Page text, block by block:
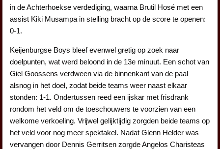
in de Achterhoekse verdediging, waarna Brutil Hosé met een
assist Kiki Musampa in stelling bracht op de score te openen:
0-1.
Keijenburgse Boys bleef evenwel gretig op zoek naar
doelpunten, wat werd beloond in de 13e minuut. Een schot van
Giel Goossens verdween via de binnenkant van de paal
alsnog in het doel, zodat beide teams weer naast elkaar
stonden: 1-1. Ondertussen reed een ijskar met frisdrank
rondom het veld om de toeschouwers te voorzien van een
welkome verkoeling. Vrijwel gelijktijdig zorgden beide teams op
het veld voor nog meer spektakel. Nadat Glenn Helder was
vervangen door Dennis Gerritsen zorgde Angelos Charisteas